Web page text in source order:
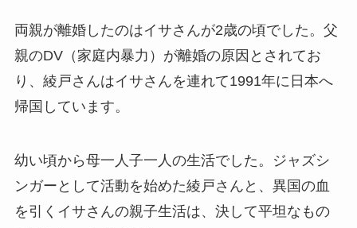
両親が離婚したのはイサさんが2歳の頃でした。父
親のDV（家庭内暴力）が離婚の原因とされてお
り、綾戸さんはイサさんを連れて1991年に日本へ
帰国しています。
幼い頃から母一人子一人の生活でした。ジャズシ
ンガーとして活動を始めた綾戸さんと、異国の血
を引くイサさんの親子生活は、決して平坦なもの